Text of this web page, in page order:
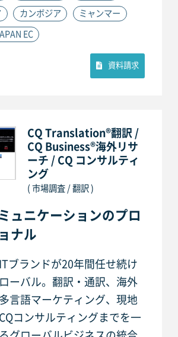
カンボジア ミャンマー
EC
資料請求
CQ Translation®翻訳 /
CQ Business®海外リサ
ーチ / CQ コンサルティ
ング
( 市場調査 / 翻訳 )
ュニケーションのプロ
ナル
ブランドが20年間任せ続け
ーバル。翻訳・通訳、海外
言語マーケティング、現地
コンサルティングまでを一